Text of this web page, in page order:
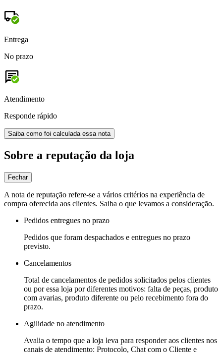
Entrega
No prazo
Atendimento
Responde rápido
Saiba como foi calculada essa nota
Sobre a reputação da loja
Fechar
A nota de reputação refere-se a vários critérios na experiência de
compra oferecida aos clientes. Saiba o que levamos a consideração.
Pedidos entregues no prazo
Pedidos que foram despachados e entregues no prazo
previsto.
Cancelamentos
Total de cancelamentos de pedidos solicitados pelos clientes
ou por essa loja por diferentes motivos: falta de peças, produto
com avarias, produto diferente ou pelo recebimento fora do
prazo.
Agilidade no atendimento
Avalia o tempo que a loja leva para responder aos clientes nos
canais de atendimento: Protocolo, Chat com o Cliente e